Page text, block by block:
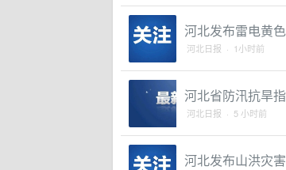
河北发布雷电黄色
河北日报 · 1小时前
河北省防汛抗旱
河北日报 · 5 小时前
河北发布山洪灾